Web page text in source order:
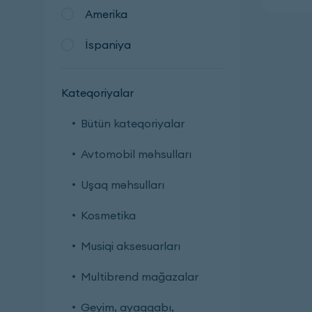
Amerika
İspaniya
Kateqoriyalar
Bütün kateqoriyalar
Avtomobil məhsulları
Uşaq məhsulları
Kosmetika
Musiqi aksesuarları
Multibrend mağazalar
Geyim, ayaqqabı,